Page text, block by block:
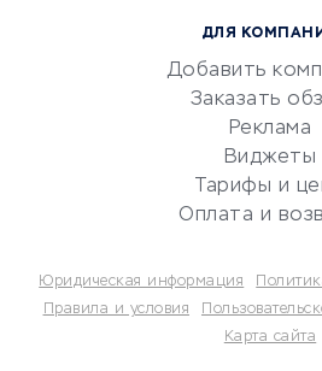
Бухгалтерия онлайн
Потребительские кредиты
ДЛЯ
Добавить
Заказать
Реклама
Виджеты
Тарифы и
Оплата и
Юридическая информация
Правила и условия
Карта сайта